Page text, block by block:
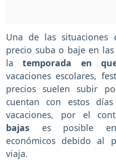
Una de las
precio suba o baje en
latemporada en
vacaciones escolares,
precios suelen subir
cuentan con estos
vacaciones, por el
bajas es posible
económicos debido al
viaja.